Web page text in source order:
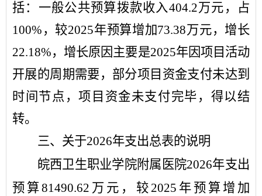
括： 一般公共预算拨款收入404.2万元，占
100% ， 较2025年预算增加73.38万元，增长
22.18%，增长原因主要是2025年因项目活动
开展的周期需要，部分项目资金支付未达到
时间节点，项目资金未支付完毕，得以结
转。
三、关于2026年支出总表的说明
皖西卫生职业学院附属医院2026年支出
预算81490.62 万元， 较 2025 年预算增加